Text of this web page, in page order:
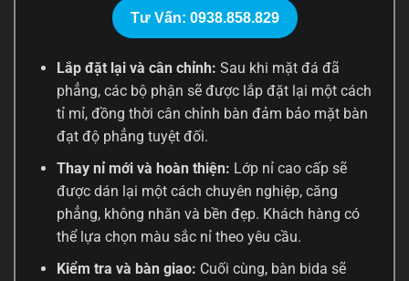
Tư Vấn: 0938.858.829
Lắp đặt lại và cân chỉnh: Sau khi mặt đá đã
phẳng, các bộ phận sẽ được lắp đặt lại một cách
tỉ mỉ, đồng thời cân chỉnh bàn đảm bảo mặt bàn
đạt độ phẳng tuyệt đối.
Thay nỉ mới và hoàn thiện: Lớp nỉ cao cấp sẽ
được dán lại một cách chuyên nghiệp, căng
phẳng, không nhăn và bền đẹp. Khách hàng có
thể lựa chọn màu sắc nỉ theo yêu cầu.
Kiểm tra và bàn giao: Cuối cùng, bàn bida sẽ